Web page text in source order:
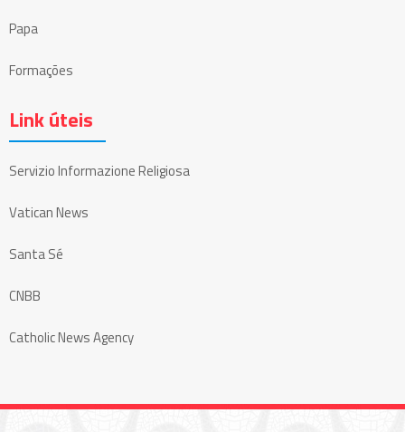
Papa
Formações
Link úteis
Servizio Informazione Religiosa
Vatican News
Santa Sé
CNBB
Catholic News Agency